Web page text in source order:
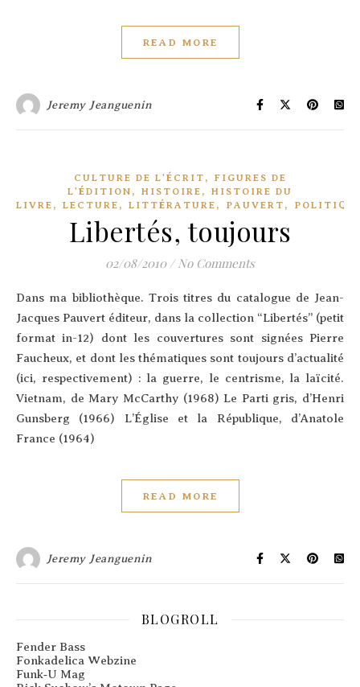
READ MORE
Jeremy Jeanguenin
CULTURE DE L'ÉCRIT ,
FIGURES DE
L'ÉDITION , HISTOIRE , HISTOIRE DU
LIVRE , LECTURE , LITTÉRATURE , PAUVERT ,
Libertés, toujours
02/08/2010 / No Comments
Dans ma bibliothèque. Trois titres du cata­logue de Jean-
Jacques Pau­vert édi­teur, dans la col­lec­tion “Liber­tés” (petit
for­mat in-12) dont les cou­ver­tures sont signées Pierre
Fau­cheux, et dont les thé­ma­tiques sont tou­jours d’ac­tua­li­té
(ici, res­pec­ti­ve­ment) : la guerre, le cen­trisme, la laïcité.
Viet­nam, de Mary McCar­thy (1968) Le Par­ti gris, d’Hen­ri
Guns­berg (1966) L’É­glise et la Répu­blique, d’A­na­tole
France (1964)
READ MORE
Jeremy Jeanguenin
BLOGROLL
Fender Bass
Fonkadelica Webzine
Funk‑U Mag